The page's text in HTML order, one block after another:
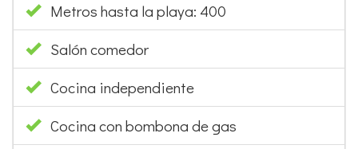
Metros hasta la playa: 400
Salón comedor
Cocina independiente
Cocina con bombona de gas